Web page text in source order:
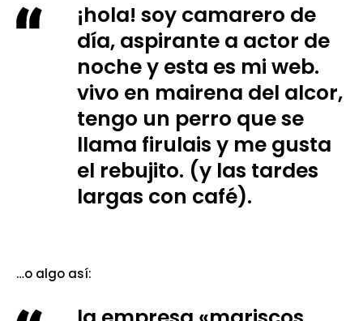
¡hola! soy camarero de
día, aspirante a actor de
noche y esta es mi web.
vivo en mairena del alcor,
tengo un perro que se
llama firulais y me gusta
el rebujito. (y las tardes
largas con café).
…o algo así: